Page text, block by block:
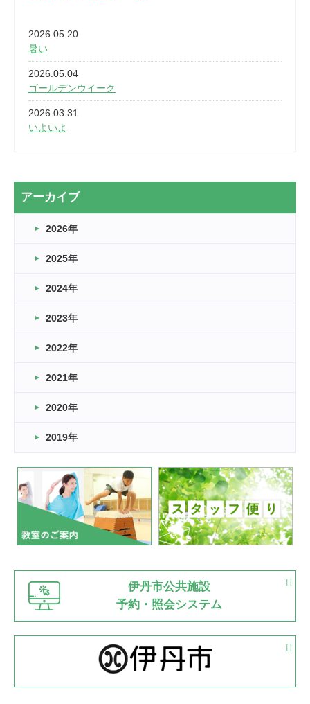
2026.05.20
暑い
2026.05.04
ゴールデンウイーク
2026.03.31
いよいよ
2026.03.20
なぎなた
2026.03.16
車いすバスケとRくんのお話
卒業・卒園の季節★
2026.03.11
緑ケ丘体育館
2022.11.03
緑ケ丘体育館
いたっぼーる大会☆彡
緑ケ丘体育館
2022.07.03
市内総合体育大会が開始
緑ケ丘体育館 猪名川運動広場
古池運動広場
2022.06.12
県知事杯争奪バレーボール大会が開催
緑ケ丘体育館
2022.05.05
体育協会長杯 バドミントン競技の部
2022.05.22
アーカイブ
2026年
2025年
2024年
2023年
2022年
2021年
2020年
2019年
伊丹市公共施設
予約・照会システム